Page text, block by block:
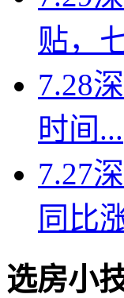
贴，
7.28
时间...
7.27
同比
选房小